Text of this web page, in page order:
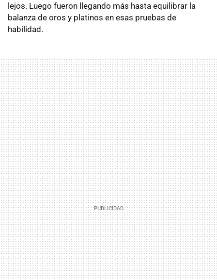
lejos. Luego fueron llegando más hasta equilibrar la
balanza de oros y platinos en esas pruebas de
habilidad.